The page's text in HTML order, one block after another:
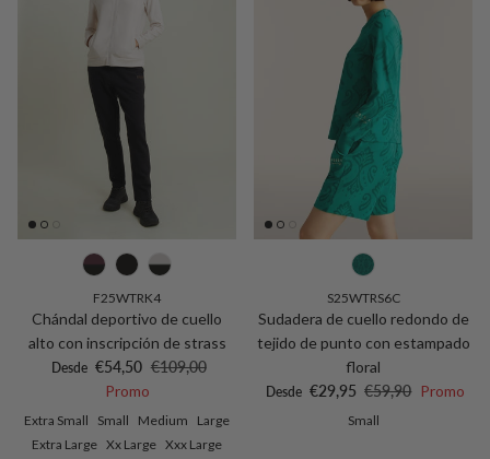
F25WTRK4
Chándal deportivo de cuello
alto con inscripción de strass
Precio de venta
Desde €54,50 Precio normal
€109,00
Promo
Extra Small Small Medium
Large
Extra Large Xx Large Xxx Large
S25WTRS6C
Sudadera de cuello redondo de
tejido de punto con estampado
floral
Precio de venta
Desde €29,95 Precio normal
€59,90 Promo
Small